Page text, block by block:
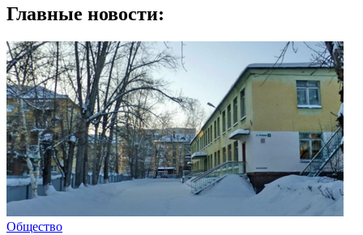
Главные новости:
Общество